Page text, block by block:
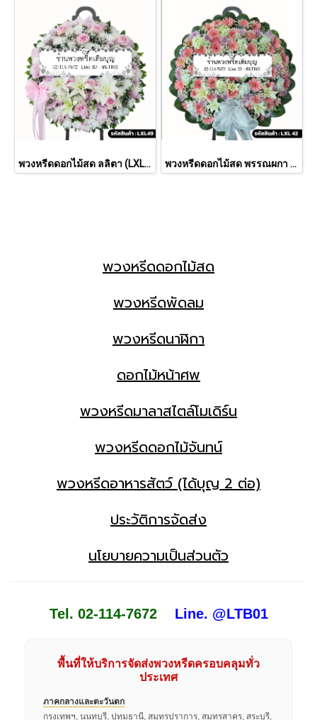
พวงหรีดดอกไม้สด ลลิตา (LXL49) พวงหรีดดอกไม้สด พรรณผกา (LXL42)
พวงหรีดดอกไม้สด
พวงหรีดพัดลม
พวงหรีดนาฬิกา
ดอกไม้หน้าศพ
พวงหรีดมาลาสไตล์โมเดิร์น
พวงหรีดดอกไม้จันทน์
พวงหรีดอาหารสัตว์ (ได้บุญ 2 ต่อ)
ประวัติการจัดส่ง
นโยบายความเป็นส่วนตัว
Tel. 02-114-7672 Line. @LTB01
พื้นที่ให้บริการจัดส่งพวงหรีดครอบคลุมทั่ว
ประเทศ
ภาคกลางและตะวันตก
กรุงเทพฯ, นนทบุรี, ปทุมธานี, สมุทรปราการ, สมุทรสาคร, สระบุรี,